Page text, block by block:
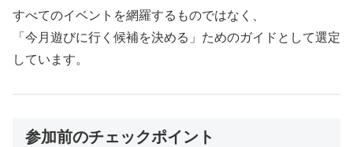
すべてのイベントを網羅するものではなく、
「今月遊びに行く候補を決める」ためのガイドとして選定
しています。
参加前のチェックポイント